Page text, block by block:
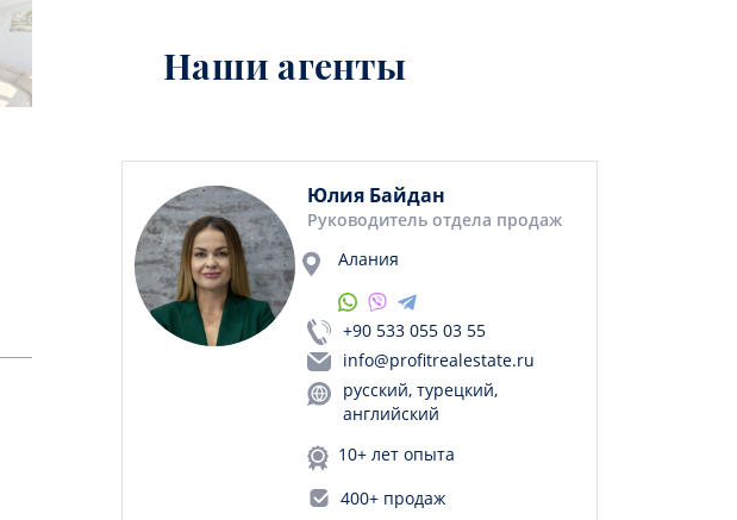
Наши агенты
Юлия Байдан
Руководитель отдела продаж
Алания
+90 533 055 03 55
info@profitrealestate.ru
русский, турецкий,
английский
10+ лет опыта
400+ продаж